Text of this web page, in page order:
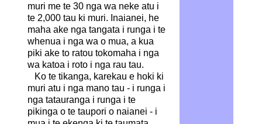
muri me te 30 nga wa neke atu i
te 2,000 tau ki muri. Inaianei, he
maha ake nga tangata i runga i te
whenua i nga wa o mua, a kua
piki ake to ratou tokomaha i nga
wa katoa i roto i nga rau tau.
Ko te tikanga, karekau e hoki ki
muri atu i nga mano tau - i runga i
nga tatauranga i runga i te
pikinga o te taupori o naianei - i